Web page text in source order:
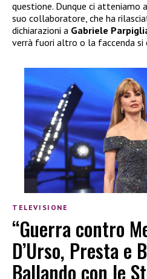
questione. Dunque ci atteniamo
suo collaboratore, che ha
dichiarazioni a Gabriele
verrà fuori altro o la faccenda si
TELEVISIONE
“Guerra contro
D’Urso, Presta e
Ballando con le